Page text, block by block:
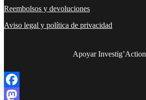
Reembolsos y devoluciones
Aviso legal y política de privacidad
Apoyar Investig’Action
Facebook